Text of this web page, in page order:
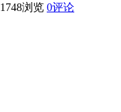
1748浏览 0评论